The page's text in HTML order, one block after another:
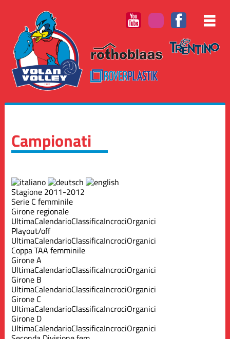
Campionati
Stagione 2011-2012
Serie C femminile
Girone regionale
UltimaCalendarioClassificaIncrociOrganici
Playout/off
UltimaCalendarioClassificaIncrociOrganici
Coppa TAA femminile
Girone A
UltimaCalendarioClassificaIncrociOrganici
Girone B
UltimaCalendarioClassificaIncrociOrganici
Girone C
UltimaCalendarioClassificaIncrociOrganici
Girone D
UltimaCalendarioClassificaIncrociOrganici